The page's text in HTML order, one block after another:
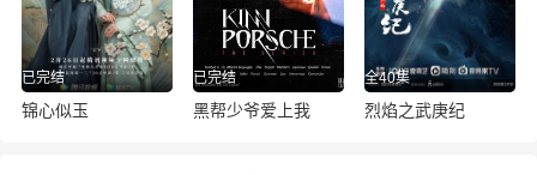
已完结
锦心似玉
已完结
黑帮少爷爱上我
全40集
烈焰之武庚纪